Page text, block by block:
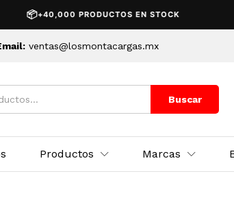
+40,000 PRODUCTOS EN STOCK
ventas@losmontacargas.mx
Buscar
Productos Marcas